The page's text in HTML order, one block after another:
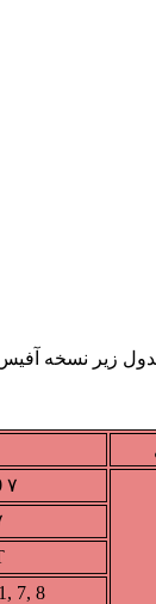
۷ SP1, 8, 8.1, 10
۷,
7, 8